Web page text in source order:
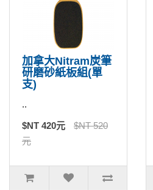
加拿大Nitram炭筆
研磨砂紙板組(單
支)
..
$NT 420元
$NT 520
元